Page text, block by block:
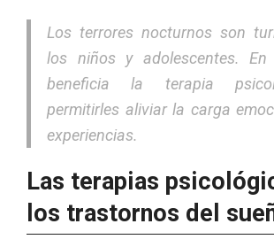
Los terrores nocturnos son
los niños y adolescentes. En
beneficia la terapia
permitirles aliviar la carga
experiencias.
Las terapias
los trastornos del